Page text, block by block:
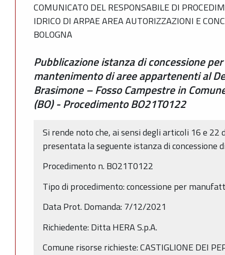
COMUNICATO DEL RESPONSABILE DI
IDRICO DI ARPAE AREA AUTORIZZAZIONI E
BOLOGNA
Pubblicazione istanza di concessione
mantenimento di aree appartenenti al
Brasimone – Fosso Campestre in
(BO) - Procedimento BO21T0122
Si rende noto che, ai sensi degli articoli 16 e 22
presentata la seguente istanza di concessione
Procedimento n. BO21T0122
Tipo di procedimento: concessione per
Data Prot. Domanda: 7/12/2021
Richiedente: Ditta HERA S.p.A.
Comune risorse richieste: CASTIGLIONE DEI